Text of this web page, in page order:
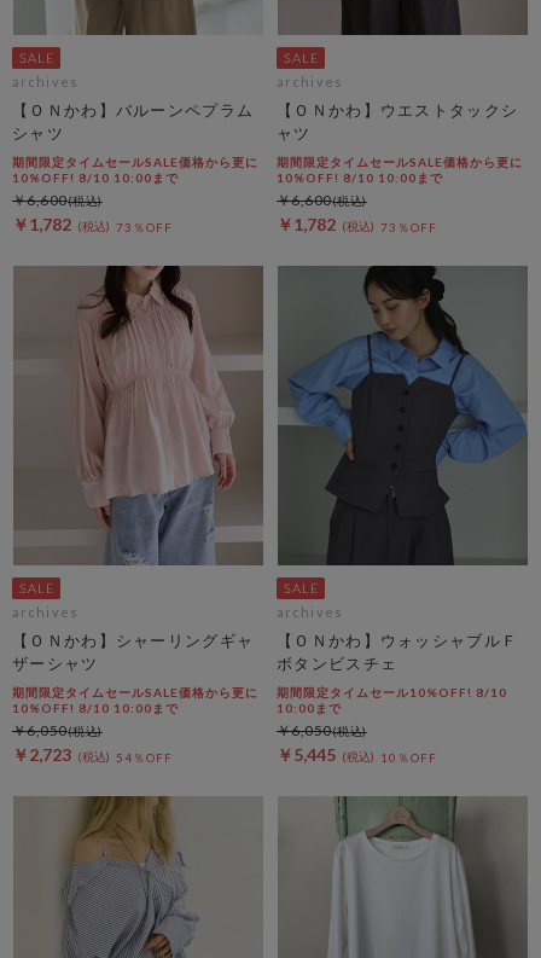
archives
【ＯＮかわ】バルーンペプラム
シャツ
期間限定タイムセールSALE価格から更に
10%OFF! 8/10 10:00まで
￥1,782 73％OFF
￥6,600
archives
【ＯＮかわ】ウエストタックシ
ャツ
期間限定タイムセールSALE価格から更に
10%OFF! 8/10 10:00まで
￥1,782 73％OFF
￥6,600
archives
【ＯＮかわ】シャーリングギャ
ザーシャツ
期間限定タイムセールSALE価格から更に
10%OFF! 8/10 10:00まで
￥2,723 54％OFF
￥6,050
archives
【ＯＮかわ】ウォッシャブルＦ
ボタンビスチェ
期間限定タイムセール10%OFF! 8/10
10:00まで
￥5,445 10％OFF
￥6,050